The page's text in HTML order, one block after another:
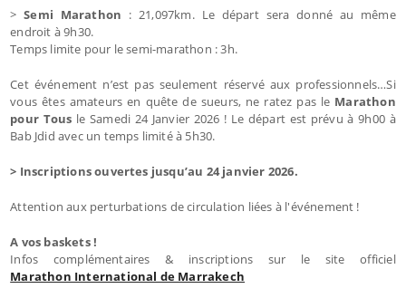
> Semi Marathon : 21,097km. Le départ sera donné au même
endroit à 9h30.
Temps limite pour le semi-marathon : 3h.
Cet événement n’est pas seulement réservé aux professionnels…Si
vous êtes amateurs en quête de sueurs, ne ratez pas le Marathon
pour Tous le Samedi 24 Janvier 2026 ! Le départ est prévu à 9h00 à
Bab Jdid avec un temps limité à 5h30.
> Inscriptions ouvertes jusqu’au 24 janvier 2026.
Attention aux perturbations de circulation liées à l'événement !
A vos baskets !
Infos complémentaires & inscriptions sur le site officiel
Marathon International de Marrakech